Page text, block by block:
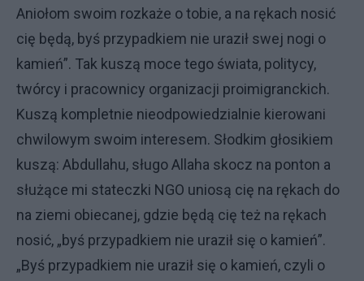
Aniołom swoim rozkaże o tobie, a na rękach nosić
cię będą, byś przypadkiem nie uraził swej nogi o
kamień”. Tak kuszą moce tego świata, politycy,
twórcy i pracownicy organizacji proimigranckich.
Kuszą kompletnie nieodpowiedzialnie kierowani
chwilowym swoim interesem. Słodkim głosikiem
kuszą: Abdullahu, sługo Allaha skocz na ponton a
służące mi stateczki NGO uniosą cię na rękach do
na ziemi obiecanej, gdzie będą cię też na rękach
nosić, „byś przypadkiem nie uraził się o kamień”.
„Byś przypadkiem nie uraził się o kamień, czyli o